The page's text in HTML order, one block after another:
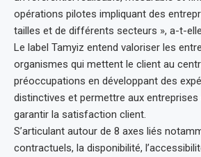
opérations pilotes impliquant des
tailles et de différents secteurs », a-t-
Le label Tamyiz entend valoriser les
organismes qui mettent le client au
préoccupations en développant des
distinctives et permettre aux
garantir la satisfaction client.
S’articulant autour de 8 axes liés
contractuels, la disponibilité,